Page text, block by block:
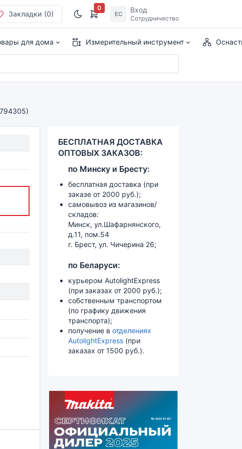
Закладки (0)
0
ЕС Вход
Сотрудничество
для дома Измерительный инструмент
БЕСПЛАТНАЯ ДОСТАВКА
ОПТОВЫХ ЗАКАЗОВ:
по Минску и Бресту:
бесплатная доставка (при
заказе от 2000 руб.);
самовывоз из магазинов/
складов:
Минск, ул.Шафарнянского,
д.11, пом.54
г. Брест, ул. Чичерина 26;
по Беларуси:
курьером AutolightExpress
(при заказах от 2000 руб.);
собственным транспортом
(по графику движения
транспорта);
получение в отделениях
AutolightExpress (при
заказах от 1500 руб.).